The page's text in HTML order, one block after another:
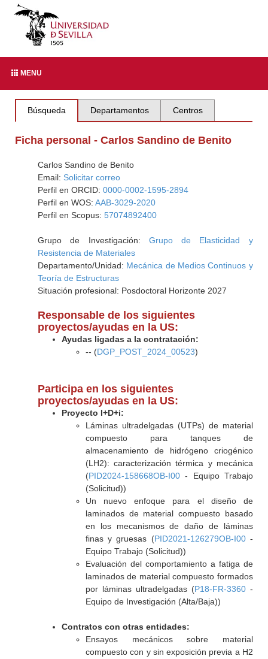
MENU
Búsqueda Departamentos Centros
Ficha personal - Carlos Sandino de Benito
Carlos Sandino de Benito
Email: Solicitar correo
Perfil en ORCID: 0000-0002-1595-2894
Perfil en WOS: AAB-3029-2020
Perfil en Scopus: 57074892400
Grupo de Investigación: Grupo de Elasticidad y
Resistencia de Materiales
Departamento/Unidad: Mecánica de Medios Continuos y
Teoría de Estructuras
Situación profesional: Posdoctoral Horizonte 2027
Responsable de los siguientes
proyectos/ayudas en la US:
Ayudas ligadas a la contratación:
-- (DGP_POST_2024_00523)
Participa en los siguientes
proyectos/ayudas en la US:
Proyecto I+D+i:
Láminas ultradelgadas (UTPs) de material
compuesto para tanques de
almacenamiento de hidrógeno criogénico
(LH2): caracterización térmica y mecánica
(PID2024-158668OB-I00- Equipo Trabajo
(Solicitud))
Un nuevo enfoque para el diseño de
laminados de material compuesto basado
en los mecanismos de daño de láminas
finas y gruesas (PID2021-126279OB-I00-
Equipo Trabajo (Solicitud))
Evaluación del comportamiento a fatiga de
laminados de material compuesto formados
por láminas ultradelgadas (P18-FR-3360-
Equipo de Investigación (Alta/Baja))
Contratos con otras entidades:
Ensayos mecánicos sobre material
compuesto con y sin exposición previa a H2